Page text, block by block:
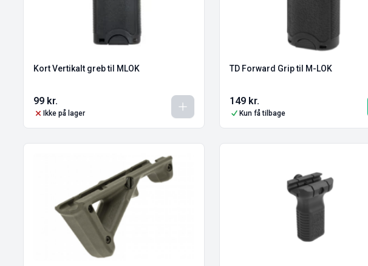
Kort Vertikalt greb til MLOK
99 kr.
Ikke på lager
TD Forward Grip til M-LOK
149 kr.
Kun få tilbage